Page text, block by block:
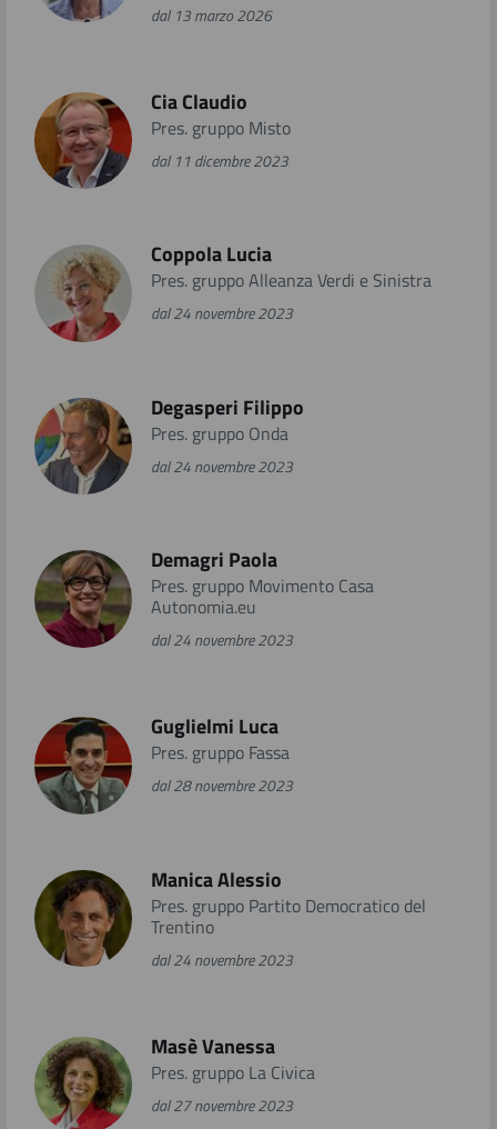
dal 13 marzo 2026
Cia Claudio
Pres. gruppo Misto
dal 11 dicembre 2023
Coppola Lucia
Pres. gruppo Alleanza Verdi e Sinistra
dal 24 novembre 2023
Degasperi Filippo
Pres. gruppo Onda
dal 24 novembre 2023
Demagri Paola
Pres. gruppo Movimento Casa
Autonomia.eu
dal 24 novembre 2023
Guglielmi Luca
Pres. gruppo Fassa
dal 28 novembre 2023
Manica Alessio
Pres. gruppo Partito Democratico del
Trentino
dal 24 novembre 2023
Masè Vanessa
Pres. gruppo La Civica
dal 27 novembre 2023